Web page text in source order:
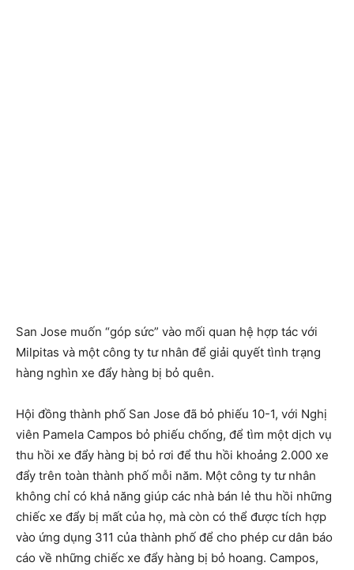
San Jose muốn “góp sức” vào mối quan hệ hợp tác với
Milpitas và một công ty tư nhân để giải quyết tình trạng
hàng nghìn xe đẩy hàng bị bỏ quên.
Hội đồng thành phố San Jose đã bỏ phiếu 10-1, với Nghị
viên Pamela Campos bỏ phiếu chống, để tìm một dịch vụ
thu hồi xe đẩy hàng bị bỏ rơi để thu hồi khoảng 2.000 xe
đẩy trên toàn thành phố mỗi năm. Một công ty tư nhân
không chỉ có khả năng giúp các nhà bán lẻ thu hồi những
chiếc xe đẩy bị mất của họ, mà còn có thể được tích hợp
vào ứng dụng 311 của thành phố để cho phép cư dân báo
cáo về những chiếc xe đẩy hàng bị bỏ hoang. Campos,